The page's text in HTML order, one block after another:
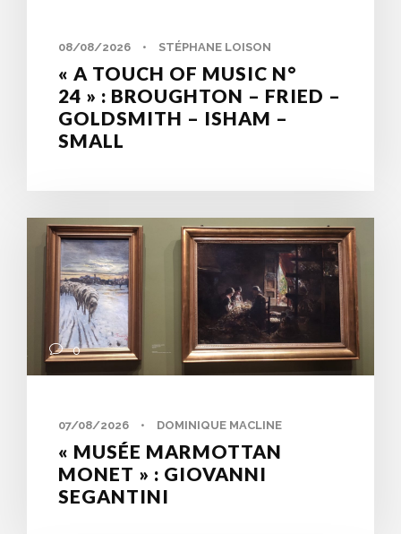
08/08/2026 • STÉPHANE LOISON
« A TOUCH OF MUSIC N°
24 » : BROUGHTON – FRIED –
GOLDSMITH – ISHAM –
SMALL
0
07/08/2026 • DOMINIQUE MACLINE
« MUSÉE MARMOTTAN
MONET » : GIOVANNI
SEGANTINI